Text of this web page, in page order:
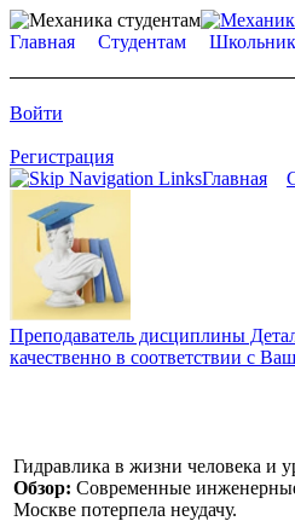
Главная Студентам
Войти
Регистрация
Главная
Преподаватель дисциплины
качественно в соответствии с
Гидравлика в жизни человека и
Обзор: Современные инженерные
Москве потерпела неудачу.